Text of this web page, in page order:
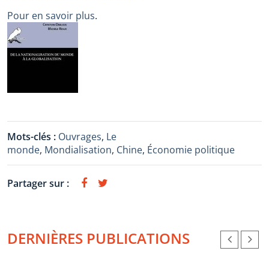
Pour en savoir plus.
Mots-clés : Ouvrages, Le
monde, Mondialisation, Chine, Économie politique
Partager sur :
DERNIÈRES PUBLICATIONS